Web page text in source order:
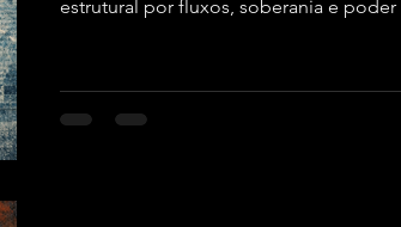
estrutural por fluxos, soberania e